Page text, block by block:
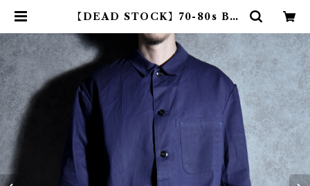
【DEAD STOCK】70-80s BP
Herringbone Coverall ユーロ
ワーク ドイツ ヘリンボン カバーオ
ール | mark & collars (マークア
ンドカラーズ)